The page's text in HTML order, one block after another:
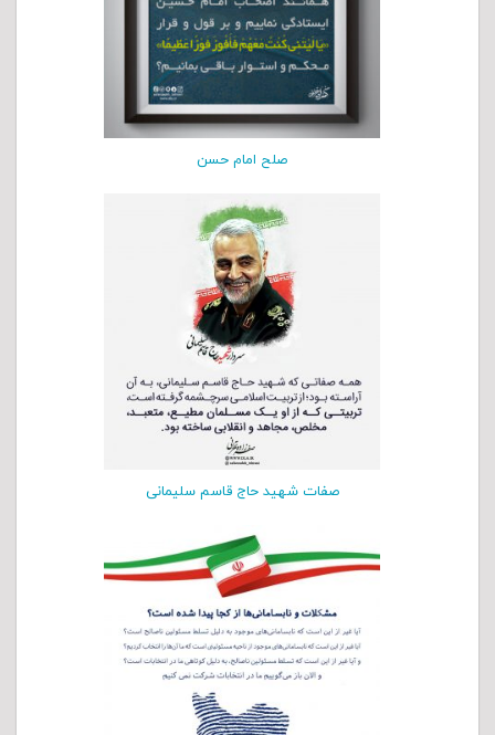
صلح امام حسن
صفات شهید حاج قاسم سلیمانی